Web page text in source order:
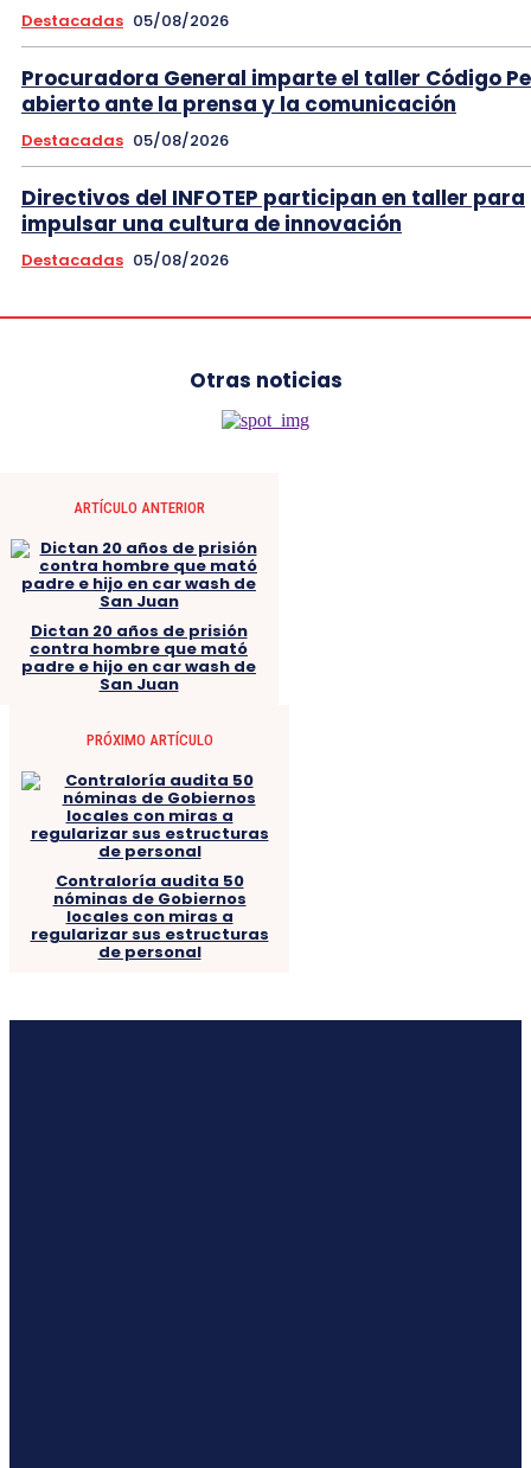
Destacadas 05/08/2026
Procuradora General imparte el taller Código
abierto ante la prensa y la comunicación
Destacadas 05/08/2026
Directivos del INFOTEP participan en taller para
impulsar una cultura de innovación
Destacadas 05/08/2026
Otras noticias
ARTÍCULO ANTERIOR
Dictan 20 años de prisión
contra hombre que mató
padre e hijo en car wash de
San Juan
PRÓXIMO ARTÍCULO
Contraloría audita 50
nóminas de Gobiernos
locales con miras a
regularizar sus estructuras
de personal